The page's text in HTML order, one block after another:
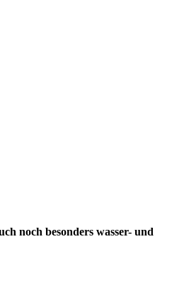
noch besonders wasser- und